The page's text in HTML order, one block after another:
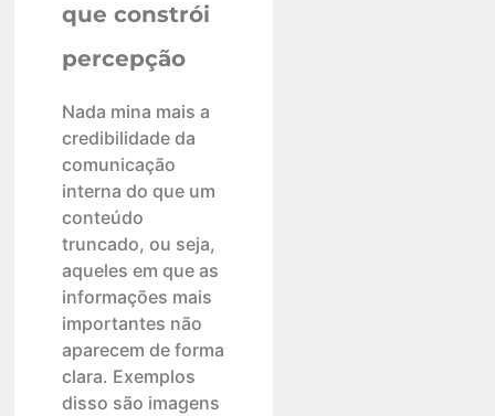
que constrói
percepção
Nada mina mais a
credibilidade da
comunicação
interna do que um
conteúdo
truncado, ou seja,
aqueles em que as
informações mais
importantes não
aparecem de forma
clara. Exemplos
disso são imagens